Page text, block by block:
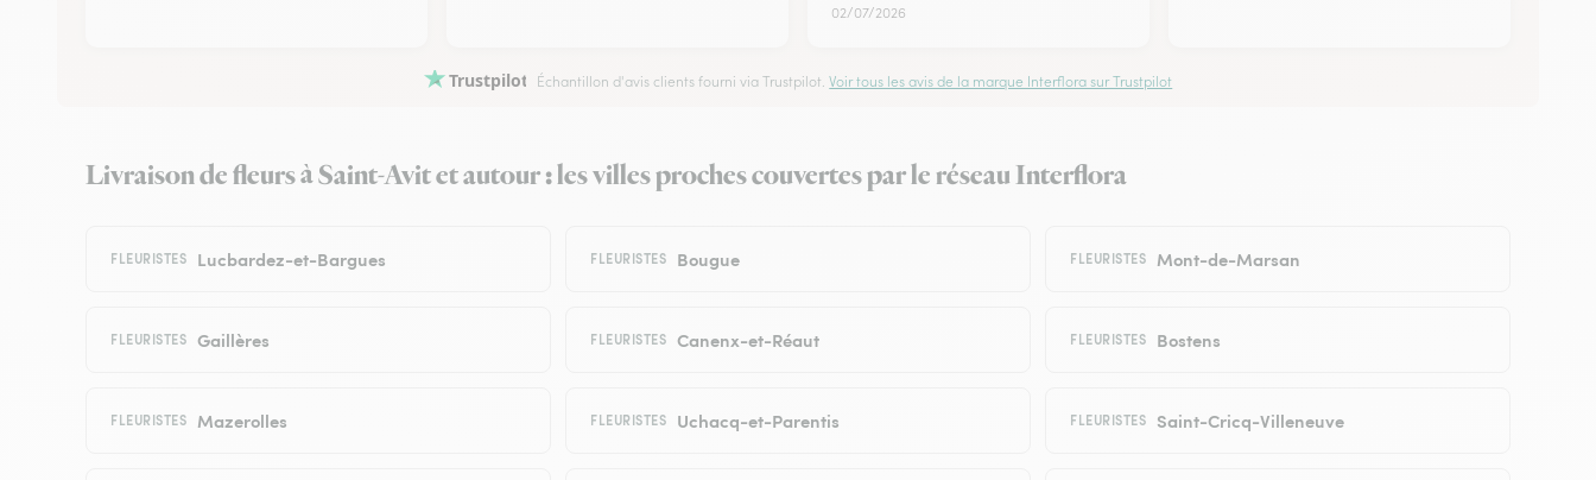
02/07/2026
Trustpilot Échantillon d'avis clients fourni via Trustpilot.Voir tous les avis de la marque Interflora sur Trustpilot
Livraison de fleurs à Saint-Avit et autour : les villes proches couvertes par le réseau Interflora
FLEURISTES Lucbardez-et-Bargues FLEURISTES Bougue FLEURISTES Mont-de-Marsan
FLEURISTES Gaillères FLEURISTES Canenx-et-Réaut FLEURISTES Bostens
FLEURISTES Mazerolles FLEURISTES Uchacq-et-Parentis FLEURISTES Saint-Cricq-Villeneuve